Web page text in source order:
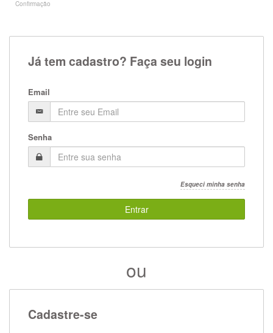
Confirmação
Já tem cadastro? Faça seu login
Email
Senha
Esqueci minha senha
Entrar
ou
Cadastre-se